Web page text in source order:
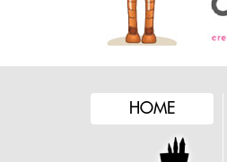
HOME